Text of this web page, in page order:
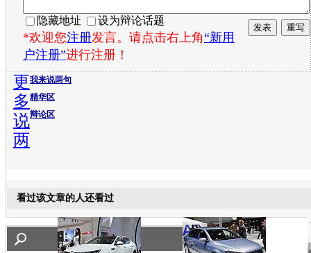
隐藏地址 设为辩论话题
*欢迎您注册发言。请点击右上角“新用
户注册”进行注册！
我来说两句
精华区
辩论区
更
多
说
两
看过该文章的人还看过